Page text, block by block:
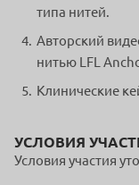
типа нитей.
Авторский
нитью LFL
Клинические
УСЛОВИЯ
Условия участия